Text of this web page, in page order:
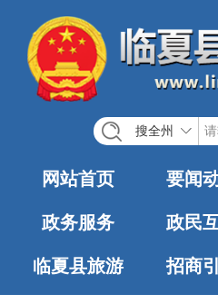
搜全州
网站首页 要闻
政务服务 政民
临夏县旅游 招商